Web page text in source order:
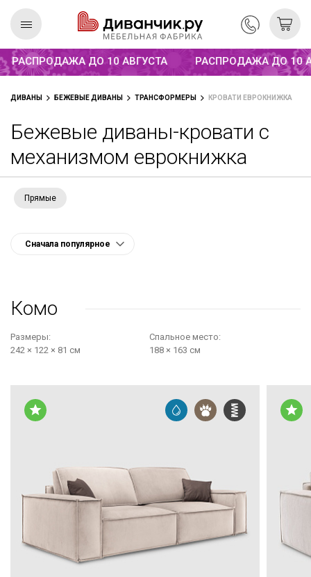
Распродажа до 10 августа
РАСПРОДАЖА ДО 10 АВГУСТА
РАСПРОДАЖА ДО 10
ДИВАНЫ БЕЖЕВЫЕ ДИВАНЫ ТРАНСФОРМЕРЫ КРОВАТИ ЕВРОКНИЖКА
Бежевые диваны-кровати с
механизмом еврокнижка
Прямые
Комо
Размеры:
242 × 122 × 81 см
Cпальное место:
188 × 163 см
коллекция